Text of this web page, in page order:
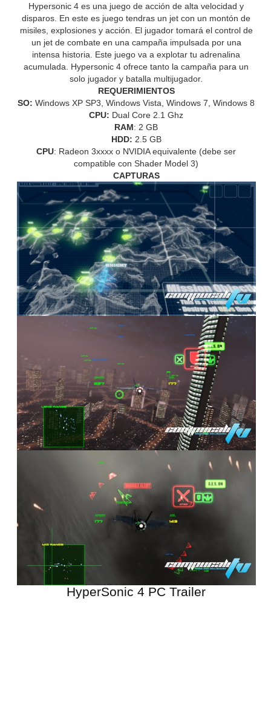
Hypersonic 4 es una juego de acción de alta velocidad y
disparos. En este es juego tendras un jet con un montón de
misiles, explosiones y acción. El jugador tomará el control de
un jet de combate en una campaña impulsada por una
intensa historia. Este juego va a explotar tu adrenalina
acumulada. Hypersonic 4 ofrece tanto la campaña para un
solo jugador y batalla multijugador.
REQUERIMIENTOS
SO: Windows XP SP3, Windows Vista, Windows 7, Windows 8
CPU: Dual Core 2.1 Ghz
RAM: 2 GB
HDD: 2.5 GB
CPU: Radeon 3xxxx o NVIDIA equivalente (debe ser
compatible con Shader Model 3)
CAPTURAS
HyperSonic 4 PC Trailer